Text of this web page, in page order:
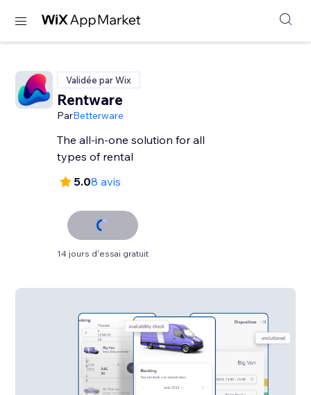
Validée par Wix
Rentware
ParBetterware
The all-in-one solution for all
types of rental
5.08 avis
14 jours d'essai gratuit